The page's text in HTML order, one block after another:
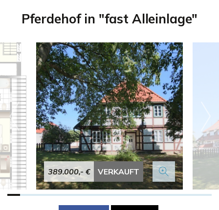
Pferdehof in "fast Alleinlage"
389.000,- € VERKAUFT